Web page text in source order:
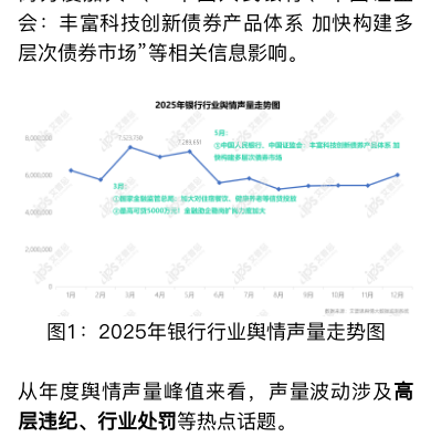
会：丰富科技创新债券产品体系 加快构建多
层次债券市场”等相关信息影响。
图1：2025年银行行业舆情声量走势图
从年度舆情声量峰值来看，声量波动涉及高
层违纪、行业处罚等热点话题。